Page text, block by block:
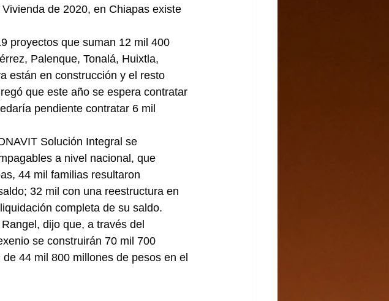
de 2020, en Chiapas existe
proyectos que suman 12 mil 400
Palenque, Tonalá, Huixtla,
están en construcción y el resto
que este año se espera contratar
pendiente contratar 6 mil
Solución Integral se
a nivel nacional, que
44 mil familias resultaron
32 mil con una reestructura en
completa de su saldo.
dijo que, a través del
se construirán 70 mil 700
44 mil 800 millones de pesos en el